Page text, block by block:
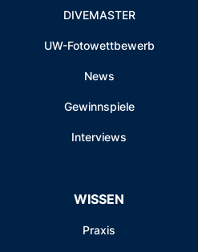
DIVEMASTER
UW-Fotowettbewerb
News
Gewinnspiele
Interviews
WISSEN
Praxis